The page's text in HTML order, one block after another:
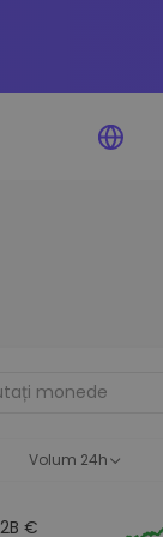
Volum 24h
€